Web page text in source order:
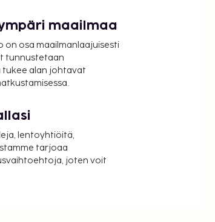
maailmaa
on osa maailmanlaajuisesti
tunnustetaan
tukee alan johtavat
lentoyhtiöitä,
tarjoaa
joten voit